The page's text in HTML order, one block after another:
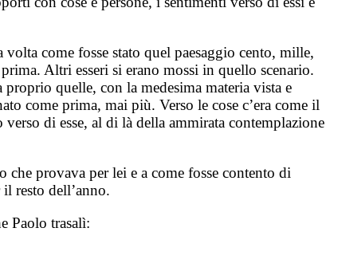
come fosse stato quel paesaggio cento, mille,
Altri esseri si erano mossi in quello scenario.
proprio quelle, con la medesima materia vista e
come prima, mai più. Verso le cose c’era come il
di esse, al di là della ammirata contemplazione
che provava per lei e a come fosse contento di
resto dell’anno.
Paolo trasalì: